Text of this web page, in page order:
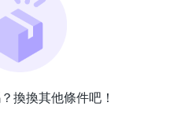
換換其他條件吧！